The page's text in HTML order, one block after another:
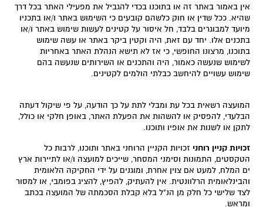
אין באמור באתר זה או בתוכנו בכדי להגביל את מפעילי האתר בכל דרך
שהיא. ככל שדין או חוק כלשהם קובעים כי השימוש באתר ו/או בתכניו
מיועד למבוגרים בלבד, חל איסור על קטינים לעשות שימוש באתר ו/או
בתכנים אלו. יחד עם זאת, היה וקטין ביקר באתר או עשה שימוש
בתוכנו, מרצונו החופשי, כי אז לא תישא הנהלת האתר באחריות
לשימוש שנעשה כאמור, היה והתכנים או השירותים שנעשה בהם
שימוש עשויים להיחשב כבלתי הולמים לקטינים.
המועצה רשאית בכל עת ומבלי לתת על כך הודעה, על פי שיקול דעתה
הבלעדי, להפסיק או להשהות את הפעלת האתר, באופן חלקי או כולל,
לתקן או לשנות את אופיו ותוכנו.
זכויות קניין רוחני זכויות הקניין הרוחני באתר ותוכנו, לרבות כל
הטקסטים, התמונות וסימני המסחר, שייכים למועצה ו/או לתיירות ארץ
ים המלח, למעט אם צוין אחרת, ומוגנים על ידי החקיקה הלאומית
והבינלאומית הרלוונטית. אין להעתיק, להפיץ, להציג בפומבי, או למסור
לצד שלישי כל חלק מן הנ"ל בלא קבלת הסכמתה של המועצה בכתב
ומראש.